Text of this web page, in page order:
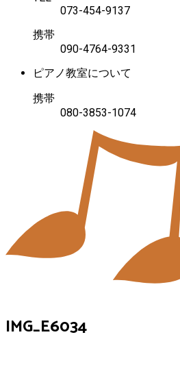
073-454-9137
携帯
090-4764-9331
ピアノ教室について
携帯
080-3853-1074
IMG_E6034